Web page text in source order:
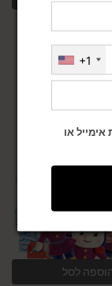
₪
לסל
+1
או